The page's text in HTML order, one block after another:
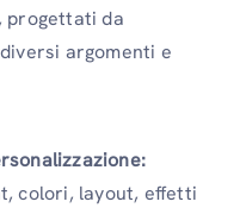
progettati da
argomenti e
colori, layout, effetti